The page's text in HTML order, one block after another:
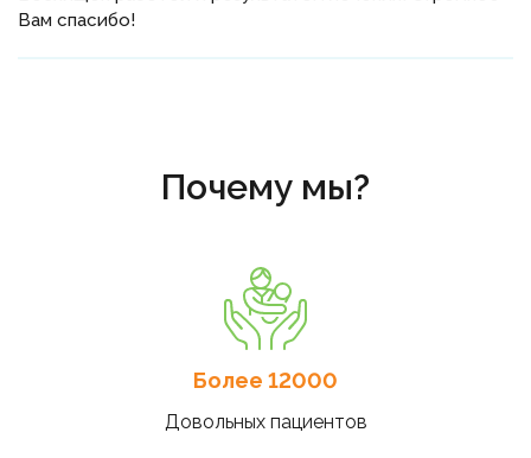
Вам спасибо!
Почему мы?
Более 12000
Довольных пациентов